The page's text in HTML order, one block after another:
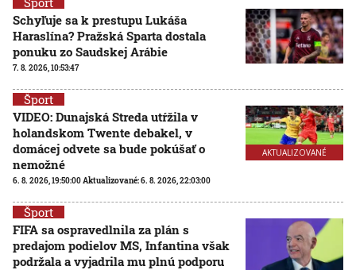
Schyľuje sa k prestupu Lukáša
Haraslína? Pražská Sparta dostala
ponuku zo Saudskej Arábie
7. 8. 2026, 10:53:47
AKTUALIZOVANÉ
Šport
VIDEO: Dunajská Streda utŕžila v
holandskom Twente debakel, v
domácej odvete sa bude pokúšať o
nemožné
6. 8. 2026, 19:50:00Aktualizované:6. 8. 2026, 22:03:00
Šport
FIFA sa ospravedlnila za plán s
predajom podielov MS, Infantina však
podržala a vyjadrila mu plnú podporu